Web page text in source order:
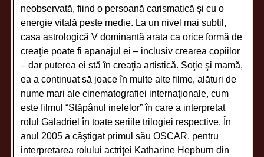
neobservată, fiind o persoană carismatică şi cu o
energie vitală peste medie. La un nivel mai subtil,
casa astrologică V dominantă arata ca orice formă de
creaţie poate fi apanajul ei – inclusiv crearea copiilor
– dar puterea ei stă în creaţia artistică. Soţie şi mamă,
ea a continuat să joace în multe alte filme, alături de
nume mari ale cinematografiei internaţionale, cum
este filmul “Stăpânul inelelor” în care a interpretat
rolul Galadriel în toate seriile trilogiei respective. În
anul 2005 a câştigat primul său OSCAR, pentru
interpretarea rolului actriţei Katharine Hepburn din